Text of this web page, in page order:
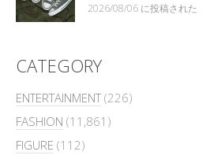
2026/08/06 に投稿された
CATEGORY
ENTERTAINMENT(226)
FASHION (11,861)
FIGURE (112)